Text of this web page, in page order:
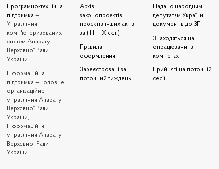
Програмно-технічна
підтримка —
Управління
комп'ютеризованих
систем Апарату
Верховної Ради
України
Iнформаційна
підтримка — Головне
організаційне
управління Апарату
Верховної Ради
України,
Інформаційне
управління Апарату
Верховної Ради
України
Архів
законопроєктів,
проєктів інших актів
за ( III – IX скл.)
Правила
оформлення
Зареєстровані за
поточний тиждень
Надано народним
депутатам України
документів до ЗП
Знаходяться на
опрацюванні в
комітетах
Прийняті на поточній
сесії